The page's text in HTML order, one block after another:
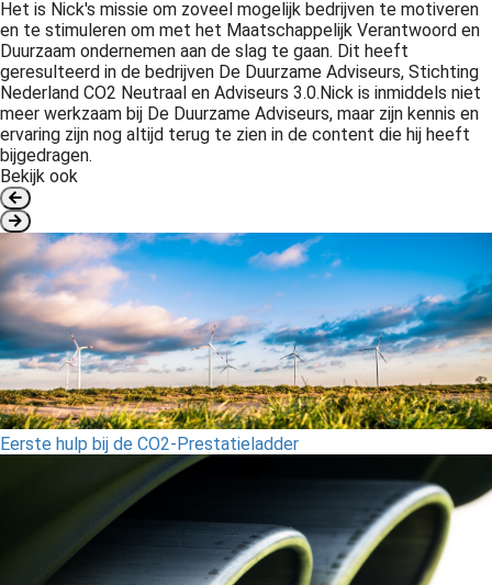
Het is Nick's missie om zoveel mogelijk bedrijven te motiveren
en te stimuleren om met het Maatschappelijk Verantwoord en
Duurzaam ondernemen aan de slag te gaan. Dit heeft
geresulteerd in de bedrijven De Duurzame Adviseurs, Stichting
Nederland CO2 Neutraal en Adviseurs 3.0.Nick is inmiddels niet
meer werkzaam bij De Duurzame Adviseurs, maar zijn kennis en
ervaring zijn nog altijd terug te zien in de content die hij heeft
bijgedragen.
Bekijk ook
Eerste hulp bij de CO2-Prestatieladder